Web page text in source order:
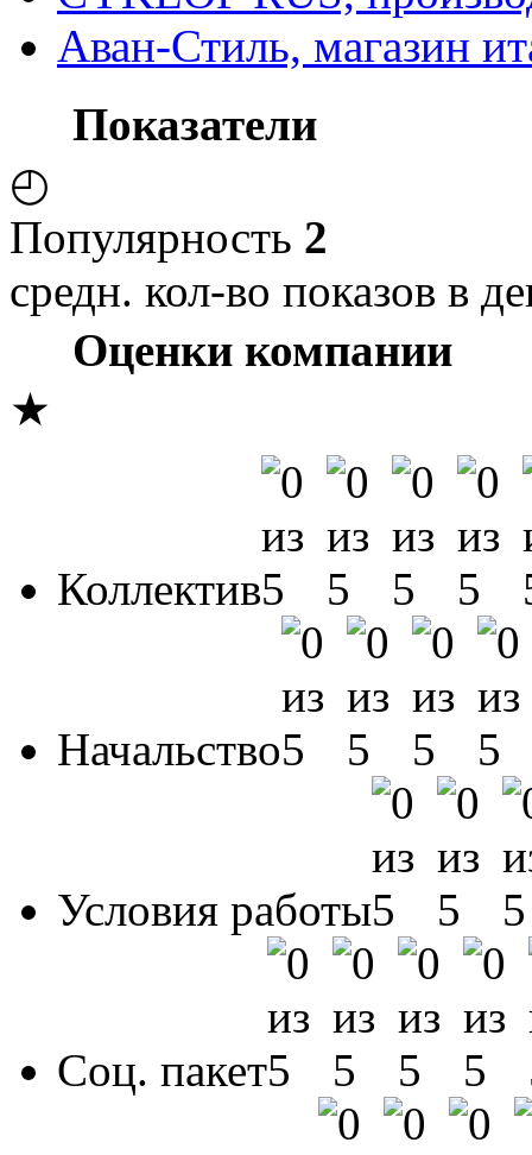
Аван-Стиль, магазин
Показатели
◴
Популярность 2
средн. кол-во показов в
Оценки компании
★
Коллектив
Начальство
Условия работы
Соц. пакет